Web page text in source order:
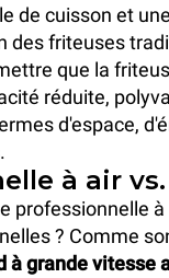
de cuisson et
des friteuses
que la
réduite,
d'espace,
à air
professionnelle
? Comme
grande vitesse